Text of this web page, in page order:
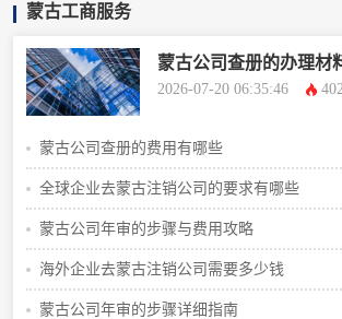
蒙古工商服务
蒙古公司查册的办理材
2026-07-20 06:35:46 402
蒙古公司查册的费用有哪些
全球企业去蒙古注销公司的要求有哪些
蒙古公司年审的步骤与费用攻略
海外企业去蒙古注销公司需要多少钱
蒙古公司年审的步骤详细指南